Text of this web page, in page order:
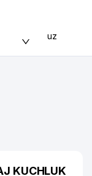
uz
KUCHLUK